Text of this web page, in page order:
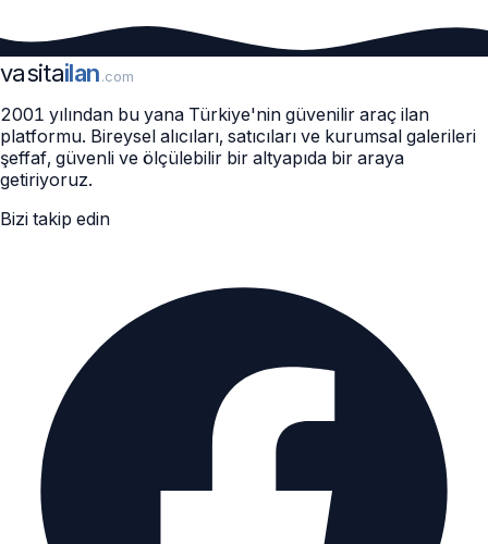
vasitailan.com
2001 yılından bu yana Türkiye'nin güvenilir araç ilan
platformu. Bireysel alıcıları, satıcıları ve kurumsal galerileri
şeffaf, güvenli ve ölçülebilir bir altyapıda bir araya
getiriyoruz.
Bizi takip edin